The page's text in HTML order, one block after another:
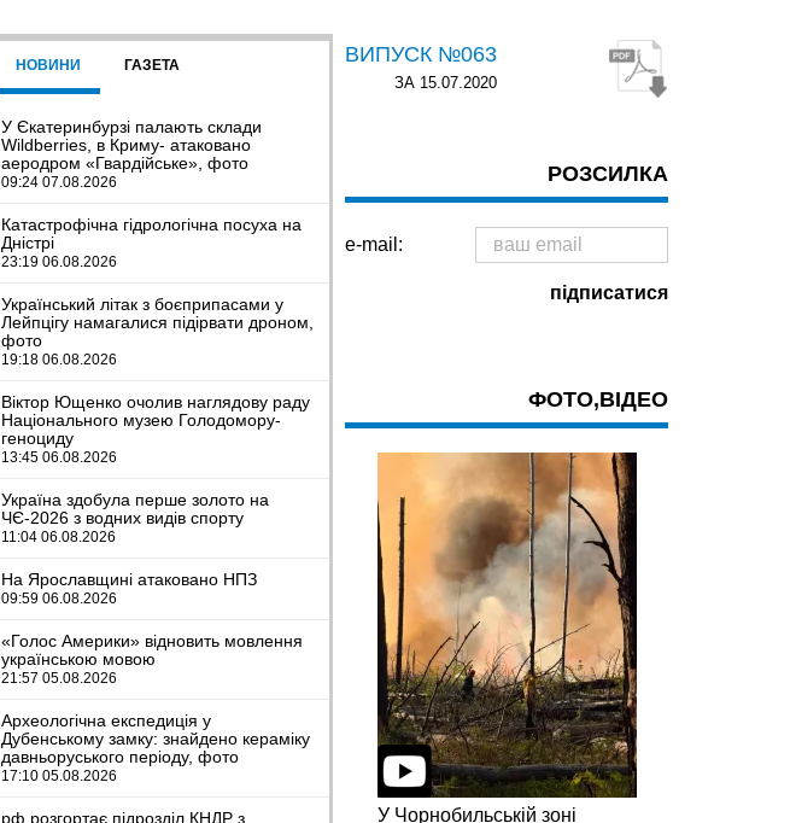
НОВИНИ ГАЗЕТА
У Єкатеринбурзі палають склади
Wildberries, в Криму- атаковано
аеродром «Гвардійське», фото
09:24 07.08.2026
Катастрофічна гідрологічна посуха на
Дністрі
23:19 06.08.2026
Український літак з боєприпасами у
Лейпцігу намагалися підірвати дроном,
фото
19:18 06.08.2026
Віктор Ющенко очолив наглядову раду
Національного музею Голодомору-
геноциду
13:45 06.08.2026
Україна здобула перше золото на
ЧЄ-2026 з водних видів спорту
11:04 06.08.2026
На Ярославщині атаковано НПЗ
09:59 06.08.2026
«Голос Америки» відновить мовлення
українською мовою
21:57 05.08.2026
Археологічна експедиція у
Дубенському замку: знайдено кераміку
давньоруського періоду, фото
17:10 05.08.2026
рф розгортає підрозділ КНДР з
ВИПУСК №063
ЗА 15.07.2020
РОЗСИЛКА
e-mail:
ФОТО,ВІДЕО
У Чорнобильській зоні